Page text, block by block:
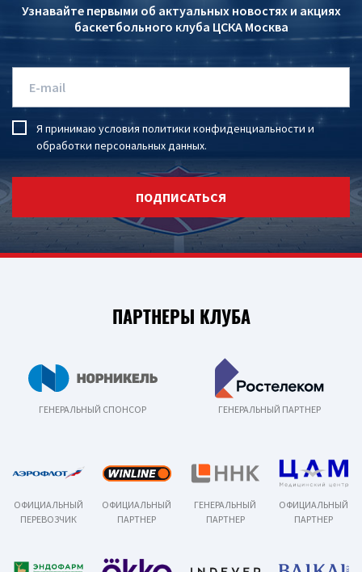
Узнавайте первыми об актуальных новостях и акциях
баскетбольного клуба ЦСКА Москва
Я принимаю условия политики конфиденциальности и
обработки персональных данных.
ПОДПИСАТЬСЯ
ПАРТНЕРЫ КЛУБА
ГЕНЕРАЛЬНЫЙ СПОНСОР ГЕНЕРАЛЬНЫЙ ПАРТНЕР
ОФИЦИАЛЬНЫЙ
ПЕРЕВОЗЧИК
ОФИЦИАЛЬНЫЙ
ПАРТНЕР
ГЕНЕРАЛЬНЫЙ
ПАРТНЕР
ОФИЦИАЛЬНЫЙ
ПАРТНЕР